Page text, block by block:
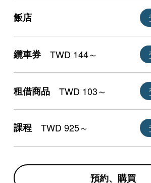
飯店
纜車券 TWD 144～
租借商品 TWD 103～
課程 TWD 925～
預約、購買